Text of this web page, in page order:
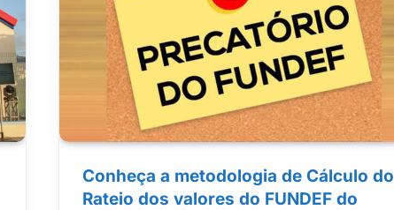
Conheça a metodologia de Cálculo do
Rateio dos valores do FUNDEF do